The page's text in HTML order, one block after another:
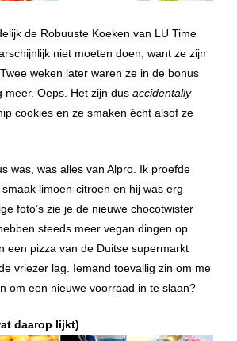
de Robuuste Koeken van LU Time
niet moeten doen, want ze zijn
weken later waren ze in de bonus
meer. Oeps. Het zijn dus accidentally
cookies en ze smaken écht alsof ze
was, was alles van Alpro. Ik proefde
limoen-citroen en hij was erg
foto’s zie je de nieuwe chocotwister
steeds meer vegan dingen op
een pizza van de Duitse supermarkt
vriezer lag. Iemand toevallig zin om me
om een nieuwe voorraad in te slaan?
daarop lijkt)